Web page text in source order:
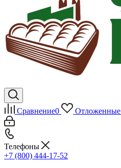
Сравнение0 Отложенные
Телефоны
+7 (800) 444-17-52